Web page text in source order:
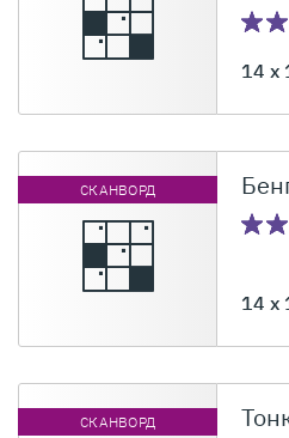
14 x
СКАНВОРД
14 x
СКАНВОРД